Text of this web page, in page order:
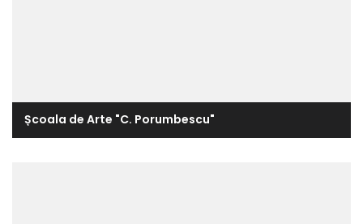
Școala de Arte "C. Porumbescu"